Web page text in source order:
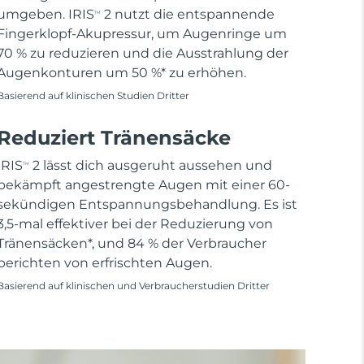
IRISTM
2 nutzt die entspannende
Akupressur, um Augenringe um
% zu reduzieren und die Ausstrahlung der
um 50 %* zu erhöhen.
auf klinischen Studien Dritter
Tränensäcke
TM
2 lässt dich ausgeruht aussehen und
angestrengte Augen mit einer 60-
Entspannungsbehandlung. Es ist
mal effektiver bei der Reduzierung von
und 84 % der Verbraucher
von erfrischten Augen.
auf klinischen und Verbraucherstudien Dritter